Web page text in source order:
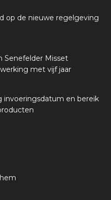
op de nieuwe regelgeving
Senefelder Misset
met vijf jaar
invoeringsdatum en bereik